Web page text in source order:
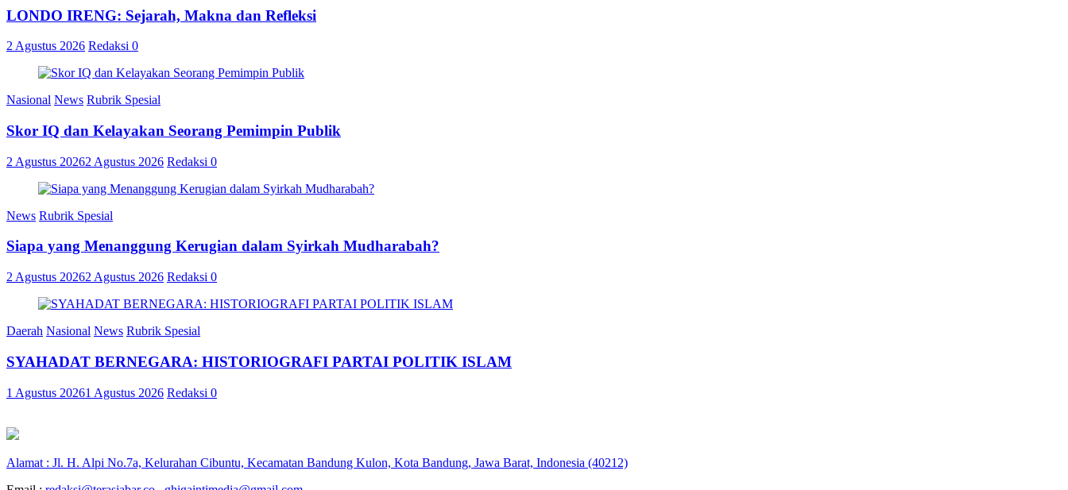
LONDO IRENG: Sejarah, Makna dan Refleksi
2 Agustus 2026 Redaksi 0
Nasional News Rubrik Spesial
Skor IQ dan Kelayakan Seorang Pemimpin Publik
2 Agustus 20262 Agustus 2026 Redaksi 0
News Rubrik Spesial
Siapa yang Menanggung Kerugian dalam Syirkah Mudharabah?
2 Agustus 20262 Agustus 2026 Redaksi 0
Daerah Nasional News Rubrik Spesial
SYAHADAT BERNEGARA: HISTORIOGRAFI PARTAI POLITIK ISLAM
1 Agustus 20261 Agustus 2026 Redaksi 0
Alamat : Jl. H. Alpi No.7a, Kelurahan Cibuntu, Kecamatan Bandung Kulon, Kota Bandung, Jawa Barat, Indonesia (40212)